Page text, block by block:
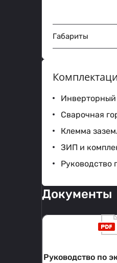
Габариты
Инверторный
Сварочная
Клемма
ЗИП и
Руководство
Документы
Руководство по